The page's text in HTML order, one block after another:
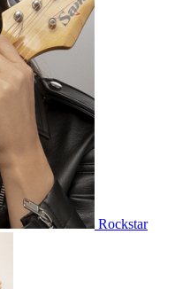
Rockstar